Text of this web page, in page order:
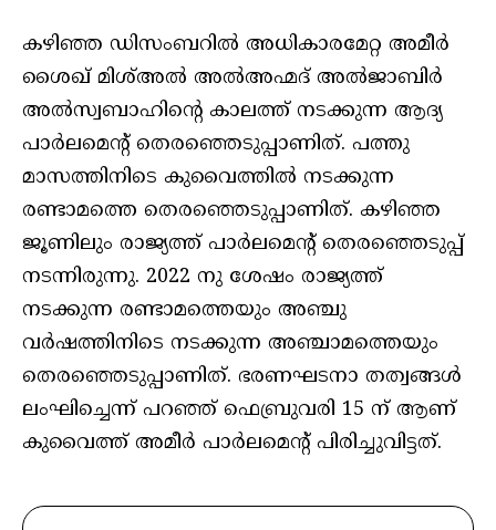
കഴിഞ്ഞ ഡിസംബറിൽ അധികാരമേറ്റ അമീർ
ശൈഖ് മിശ്അൽ അൽഅഹ്മദ് അൽജാബിർ
അൽസ്വബാഹിന്റെ കാലത്ത് നടക്കുന്ന ആദ്യ
പാർലമെന്റ് തെരഞ്ഞെടുപ്പാണിത്. പത്തു
മാസത്തിനിടെ കുവൈത്തിൽ നടക്കുന്ന
രണ്ടാമത്തെ തെരഞ്ഞെടുപ്പാണിത്. കഴിഞ്ഞ
ജൂണിലും രാജ്യത്ത് പാർലമെന്റ് തെരഞ്ഞെടുപ്പ്
നടന്നിരുന്നു. 2022 നു ശേഷം രാജ്യത്ത്
നടക്കുന്ന രണ്ടാമത്തെയും അഞ്ചു
വർഷത്തിനിടെ നടക്കുന്ന അഞ്ചാമത്തെയും
തെരഞ്ഞെടുപ്പാണിത്. ഭരണഘടനാ തത്വങ്ങൾ
ലംഘിച്ചെന്ന് പറഞ്ഞ് ഫെബ്രുവരി 15 ന് ആണ്
കുവൈത്ത് അമീർ പാർലമെന്റ് പിരിച്ചുവിട്ടത്.